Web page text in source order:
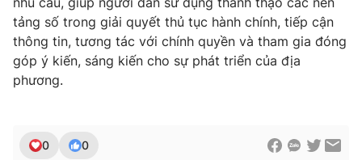
tảng số trong giải quyết thủ tục hành chính, tiếp cận
thông tin, tương tác với chính quyền và tham gia đóng
góp ý kiến, sáng kiến cho sự phát triển của địa
phương.
0 0